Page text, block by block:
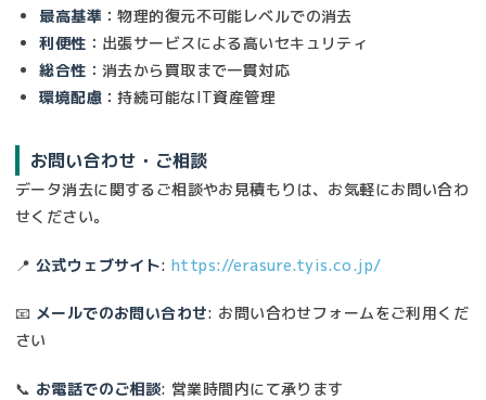
最高基準 ：物理的復元不可能レベルでの消去
利便性 ：出張サービスによる高いセキュリティ
総合性 ：消去から買取まで一貫対応
環境配慮 ：持続可能なIT資産管理
お問い合わせ・ご相談
データ消去に関するご相談やお見積もりは、お気軽にお問い合わ
せください。
📍 公式ウェブサイト:https://erasure.tyis.co.jp/
📧 メールでのお問い合わせ: お問い合わせフォームをご利用くだ
さい
📞 お電話でのご相談: 営業時間内にて承ります